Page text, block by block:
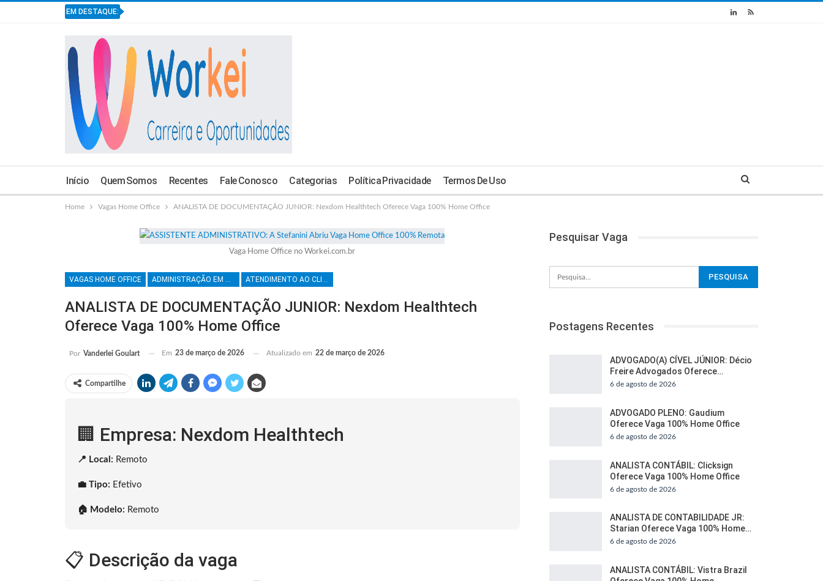
EM DESTAQUE:
Início Quem Somos Recentes Fale Conosco Categorias Política Privacidade Termos De Uso
Home Vagas Home Office ANALISTA DE DOCUMENTAÇÃO JUNIOR: Nexdom Healthtech Oferece Vaga 100% Home Office
Vaga Home Office no Workei.com.br
VAGAS HOME OFFICE ADMINISTRAÇÃO EM GERAL ATENDIMENTO AO CLIENTE
ANALISTA DE DOCUMENTAÇÃO JUNIOR: Nexdom Healthtech
Oferece Vaga 100% Home Office
Por Vanderlei Goulart Em 23 de março de 2026 Atualizado em 22 de março de 2026
Compartilhe
🏢 Empresa: Nexdom Healthtech
📍 Local: Remoto
💼 Tipo: Efetivo
🏠 Modelo: Remoto
📋 Descrição da vaga
Pesquisar Vaga
Postagens Recentes
ADVOGADO(A) CÍVEL JÚNIOR: Décio
Freire Advogados Oferece…
6 de agosto de 2026
ADVOGADO PLENO: Gaudium
Oferece Vaga 100% Home Office
6 de agosto de 2026
ANALISTA CONTÁBIL: Clicksign
Oferece Vaga 100% Home Office
6 de agosto de 2026
ANALISTA DE CONTABILIDADE JR:
Starian Oferece Vaga 100% Home…
6 de agosto de 2026
ANALISTA CONTÁBIL: Vistra Brazil